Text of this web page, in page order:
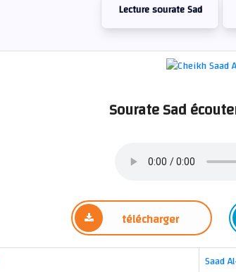
Lecture sourate Sad
Sourate Sad
télécharger
Saad